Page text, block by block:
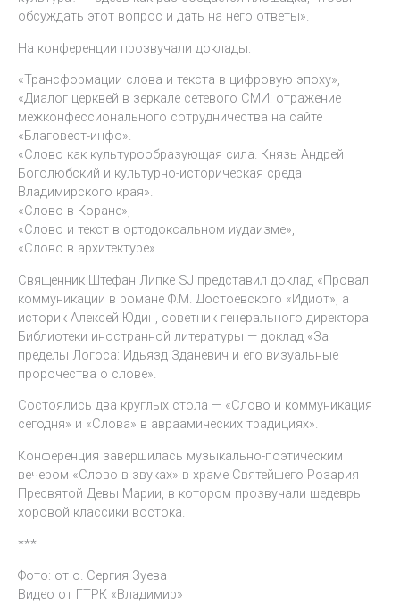
обсуждать этот вопрос и дать на него ответы».
На конференции прозвучали доклады:
«Трансформации слова и текста в цифровую эпоху»,
«Диалог церквей в зеркале сетевого СМИ: отражение
межконфессионального сотрудничества на сайте
«Благовест-инфо».
«Слово как культурообразующая сила. Князь Андрей
Боголюбский и культурно-историческая среда
Владимирского края».
«Слово в Коране»,
«Слово и текст в ортодоксальном иудаизме»,
«Слово в архитектуре».
Священник Штефан Липке SJ представил доклад «Провал
коммуникации в романе Ф.М. Достоевского «Идиот», а
историк Алексей Юдин, советник генерального директора
Библиотеки иностранной литературы — доклад «За
пределы Логоса: Идьязд Зданевич и его визуальные
пророчества о слове».
Состоялись два круглых стола — «Слово и коммуникация
сегодня» и «Слова» в авраамических традициях».
Конференция завершилась музыкально-поэтическим
вечером «Слово в звуках» в храме Святейшего Розария
Пресвятой Девы Марии, в котором прозвучали шедевры
хоровой классики востока.
***
Фото: от о. Сергия Зуева
Видео от ГТРК «Владимир»